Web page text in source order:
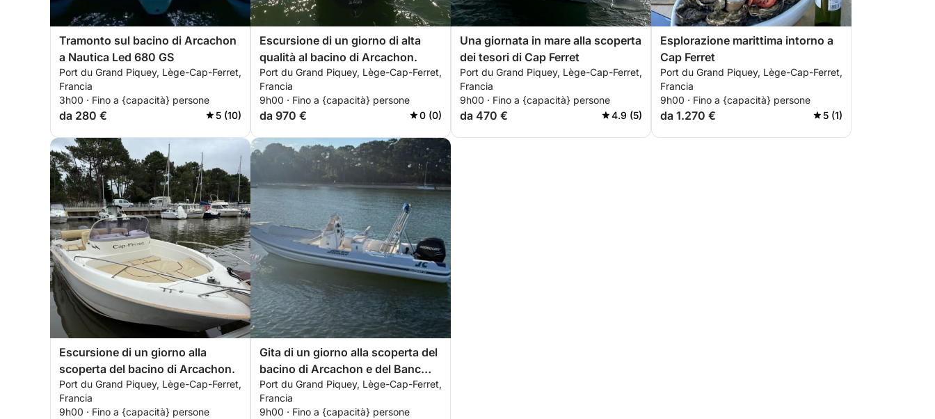
Tramonto sul bacino di Arcachon
a Nautica Led 680 GS
Port du Grand Piquey, Lège-Cap-Ferret,
Francia
3h00 · Fino a {capacità} persone
da 280 € 5 (10)
Escursione di un giorno di alta
qualità al bacino di Arcachon.
Port du Grand Piquey, Lège-Cap-Ferret,
Francia
9h00 · Fino a {capacità} persone
da 970 € 0 (0)
Una giornata in mare alla scoperta
dei tesori di Cap Ferret
Port du Grand Piquey, Lège-Cap-Ferret,
Francia
9h00 · Fino a {capacità} persone
da 470 € 4.9 (5)
Esplorazione marittima intorno a
Cap Ferret
Port du Grand Piquey, Lège-Cap-Ferret,
Francia
9h00 · Fino a {capacità} persone
da 1.270 € 5 (1)
Escursione di un giorno alla
scoperta del bacino di Arcachon.
Port du Grand Piquey, Lège-Cap-Ferret,
Francia
9h00 · Fino a {capacità} persone
Gita di un giorno alla scoperta del
bacino di Arcachon e del Banc
d'Arguin
Port du Grand Piquey, Lège-Cap-Ferret,
Francia
9h00 · Fino a {capacità} persone